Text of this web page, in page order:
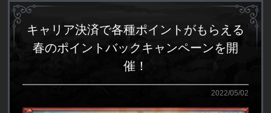
キャリア決済で各種ポイントがもらえる
春のポイントバックキャンペーンを開
催！
2022/05/02